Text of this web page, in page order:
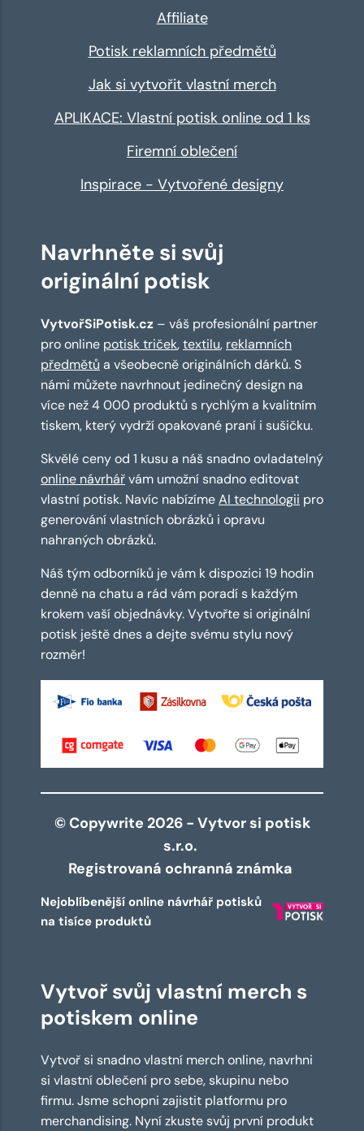
Affiliate
Potisk reklamních předmětů
Jak si vytvořit vlastní merch
APLIKACE: Vlastní potisk online od 1 ks
Firemní oblečení
Inspirace - Vytvořené designy
Navrhněte si svůj
originální potisk
VytvořSiPotisk.cz – váš profesionální partner
pro online potisk triček,textilu, reklamních
předmětů a všeobecně originálních dárků. S
námi můžete navrhnout jedinečný design na
více než 4 000 produktů s rychlým a kvalitním
tiskem, který vydrží opakované praní i sušičku.
Skvělé ceny od 1 kusu a náš snadno ovladatelný
online návrhářvám umožní snadno editovat
vlastní potisk. Navíc nabízímeAI technologii pro
generování vlastních obrázků i opravu
nahraných obrázků.
Náš tým odborníků je vám k dispozici 19 hodin
denně na chatu a rád vám poradí s každým
krokem vaší objednávky. Vytvořte si originální
potisk ještě dnes a dejte svému stylu nový
rozměr!
© Copywrite 2026 - Vytvor si potisk
s.r.o.
Registrovaná ochranná známka
Nejoblíbenější online návrhář potisků
na tisíce produktů
Vytvoř svůj vlastní merch s
potiskem online
Vytvoř si snadno vlastní merch online, navrhni
si vlastní oblečení pro sebe, skupinu nebo
firmu. Jsme schopni zajistit platformu pro
merchandising. Nyní zkuste svůj první produkt